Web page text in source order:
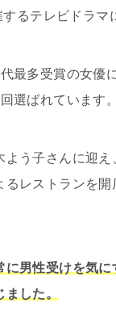
るテレビドラマ
最多受賞の女優
選ばれています。
よう子さんに迎え
るレストランを開
に男性受けを気に
した。